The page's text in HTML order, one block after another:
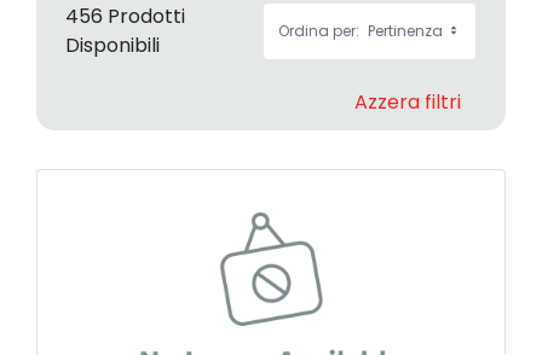
456 Prodotti
Disponibili
Ordina per: Pertinenza
Azzera filtri